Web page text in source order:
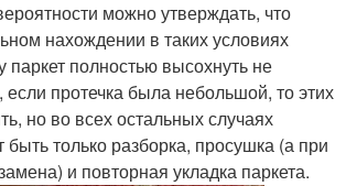
можно утверждать, что
нахождении в таких условиях
паркет полностью высохнуть не
протечка была небольшой, то этих
но во всех остальных случаях
только разборка, просушка (а при
и повторная укладка паркета.